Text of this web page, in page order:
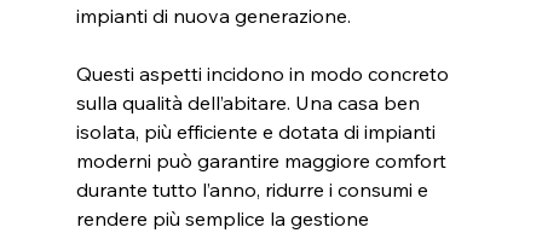
impianti di nuova generazione.
Questi aspetti incidono in modo concreto
sulla qualità dell’abitare. Una casa ben
isolata, più efficiente e dotata di impianti
moderni può garantire maggiore comfort
durante tutto l’anno, ridurre i consumi e
rendere più semplice la gestione